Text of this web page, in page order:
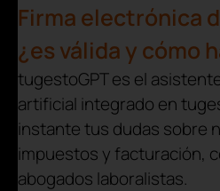
Firma electrónica
¿es válida y cómo
tugestoGPT es el
artificial integrado en
instante tus dudas sobre
impuestos y facturación,
abogados laboralistas.